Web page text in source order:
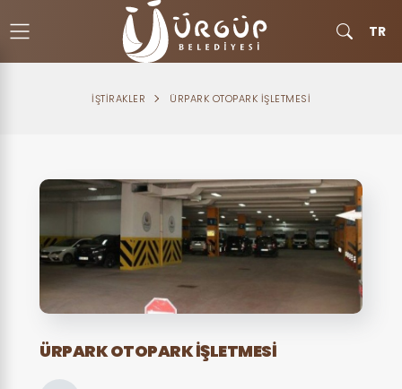
TR
İŞTIRAKLER ÜRPARK OTOPARK İŞLETMESI
ÜRPARK OTOPARK İŞLETMESI